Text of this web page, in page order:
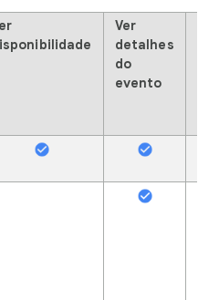
Ver
detalhes
do
evento